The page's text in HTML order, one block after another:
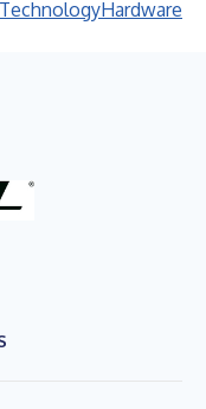
Hardware